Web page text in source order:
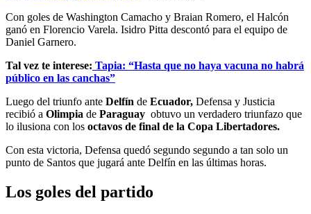
Con goles de Washington Camacho y Braian Romero, el Halcón
ganó en Florencio Varela. Isidro Pitta descontó para el equipo de
Daniel Garnero.
Tal vez te interese: Tapia: “Hasta que no haya vacuna no habrá
público en las canchas”
Luego del triunfo ante Delfín de Ecuador, Defensa y Justicia
recibió a Olimpia de Paraguay obtuvo un verdadero triunfazo que
lo ilusiona con los octavos de final de la Copa Libertadores.
Con esta victoria, Defensa quedó segundo segundo a tan solo un
punto de Santos que jugará ante Delfín en las últimas horas.
Los goles del partido